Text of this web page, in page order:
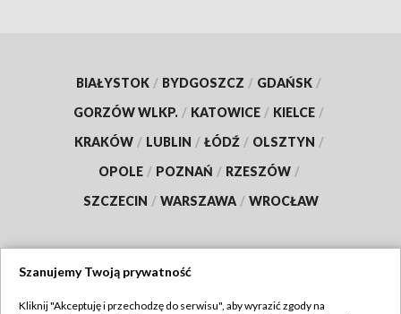
BIAŁYSTOK / BYDGOSZCZ / GDAŃSK /
GORZÓW WLKP. / KATOWICE / KIELCE /
KRAKÓW / LUBLIN / ŁÓDŹ / OLSZTYN /
OPOLE / POZNAŃ / RZESZÓW /
SZCZECIN / WARSZAWA / WROCŁAW
Szanujemy Twoją prywatność
Kliknij "Akceptuję i przechodzę do serwisu", aby wyrazić zgody na